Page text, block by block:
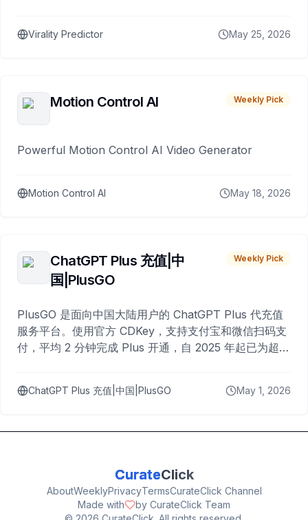
Virality Predictor May 25, 2026
Motion Control AI Weekly Pick
Powerful Motion Control AI Video Generator
Motion Control AI May 18, 2026
ChatGPT Plus 充值|中
国|PlusGO
Weekly Pick
PlusGO 是面向中国大陆用户的 ChatGPT Plus 代充值
服务平台。使用官方 CDKey，支持支付宝和微信扫码支
付，平均 2 分钟完成 Plus 开通，自 2025 年起已为超过
ChatGPT Plus 充值|中国|PlusGO May 1, 2026
CurateClick
AboutWeeklyPrivacyTermsCurateClick Channel
Made with
by CurateClick Team